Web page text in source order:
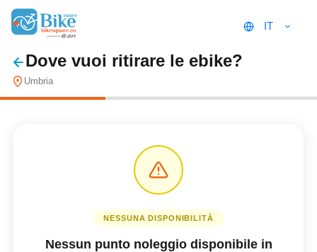
IT
Dove vuoi ritirare le ebike?
Umbria
NESSUNA DISPONIBILITÀ
Nessun punto noleggio disponibile in